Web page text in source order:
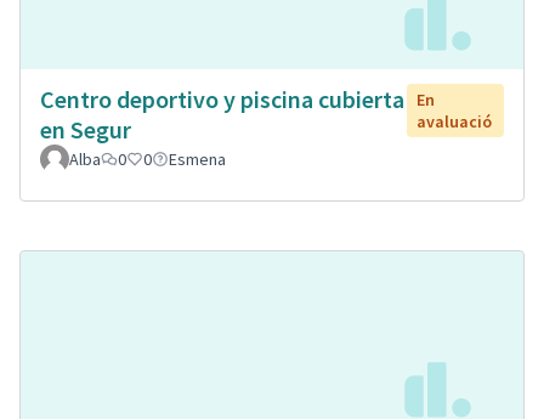
Centro deportivo y piscina cubierta
en Segur
En
avaluació
Alba
0 0 Esmena